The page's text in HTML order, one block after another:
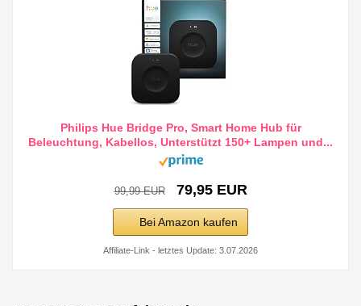
Philips Hue Bridge Pro, Smart Home Hub für
Beleuchtung, Kabellos, Unterstützt 150+ Lampen und...
99,99 EUR 79,95 EUR
Bei Amazon kaufen
Affiliate-Link - letztes Update: 3.07.2026